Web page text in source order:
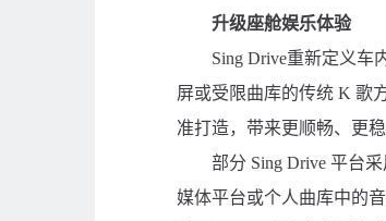
升级座舱娱乐体验
Sing Drive重新定义车
屏或受限曲库的传统 K 歌
准打造，带来更顺畅、更稳
部分 Sing Drive 平台
媒体平台或个人曲库中的